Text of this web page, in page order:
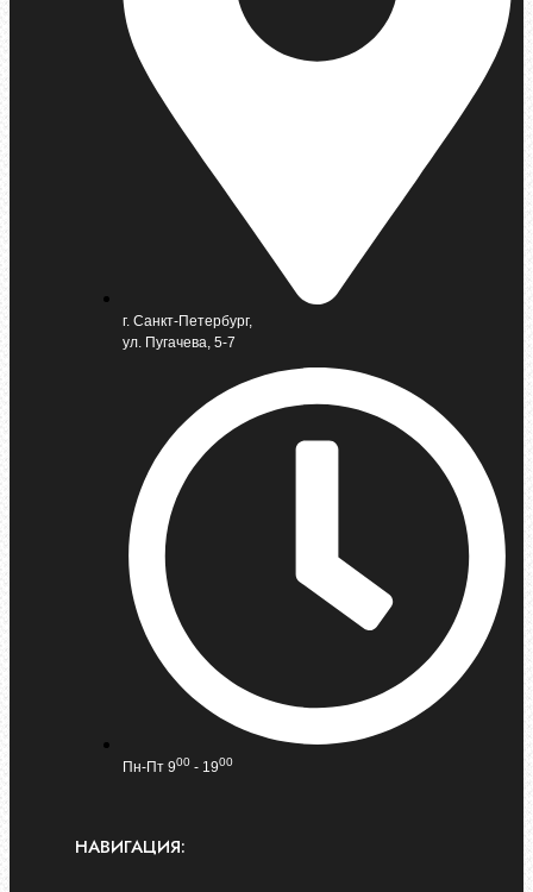
г. Санкт-Петербург,
ул. Пугачева, 5-7
Пн-Пт 900 - 1900
НАВИГАЦИЯ: